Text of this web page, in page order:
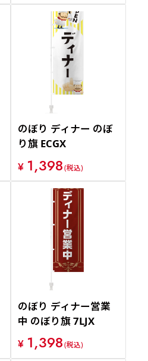
のぼり ディナー のぼ
り旗 ECGX
¥ 1,398(税込)
のぼり ディナー営業
中 のぼり旗 7LJX
¥ 1,398(税込)